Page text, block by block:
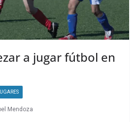
a jugar fútbol en
Mendoza